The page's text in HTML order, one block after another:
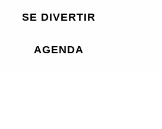
SE DIVERTIR
AGENDA